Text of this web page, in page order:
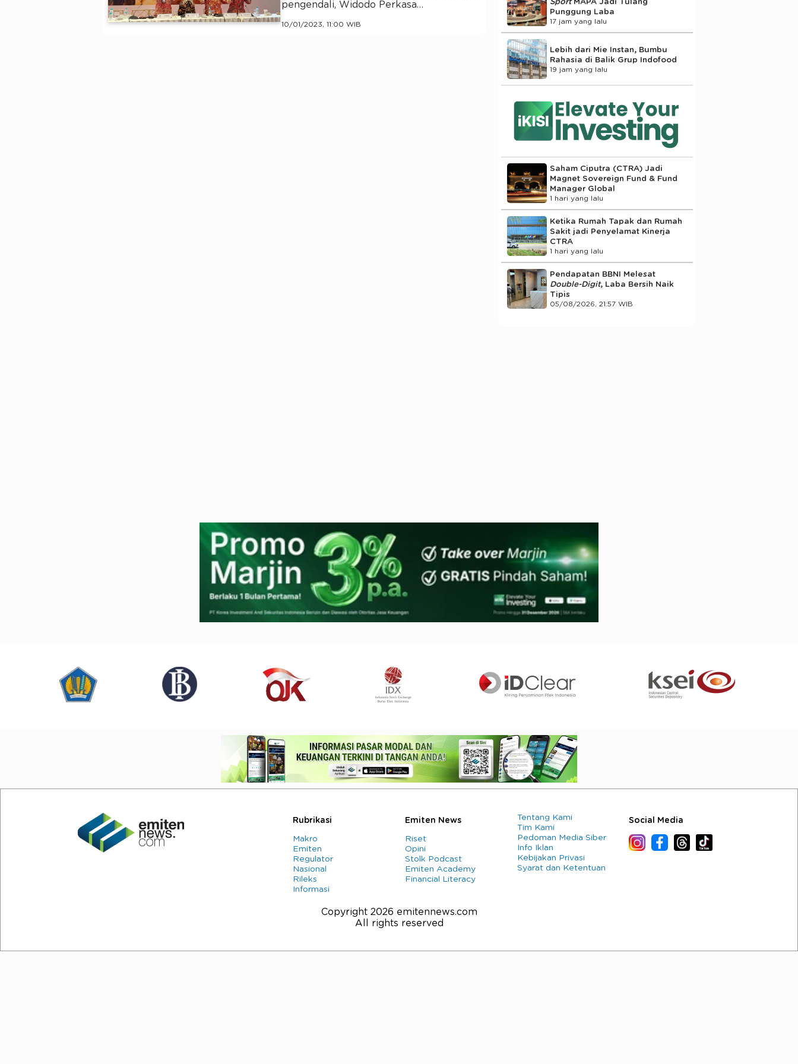
pengendali, Widodo Perkasa…
10/01/2023, 11:00 WIB
Sport MAPA Jadi Tulang
Punggung Laba
17 jam yang lalu
Lebih dari Mie Instan, Bumbu
Rahasia di Balik Grup Indofood
19 jam yang lalu
Saham Ciputra (CTRA) Jadi
Magnet Sovereign Fund & Fund
Manager Global
1 hari yang lalu
Ketika Rumah Tapak dan Rumah
Sakit jadi Penyelamat Kinerja
CTRA
1 hari yang lalu
Pendapatan BBNI Melesat
Double-Digit, Laba Bersih Naik
Tipis
05/08/2026, 21:57 WIB
Rubrikasi
Makro
Emiten
Regulator
Nasional
Rileks
Informasi
Emiten News
Riset
Opini
Stolk Podcast
Emiten Academy
Financial Literacy
Tentang Kami
Tim Kami
Pedoman Media Siber
Info Iklan
Kebijakan Privasi
Syarat dan Ketentuan
Social Media
Copyright 2026 emitennews.com
All rights reserved